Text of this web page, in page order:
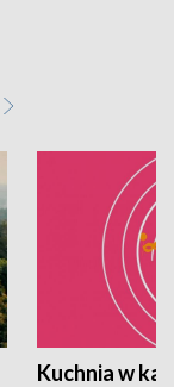
Kuchnia w